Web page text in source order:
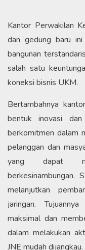
Kantor Perwakilan
dan gedung baru
bangunan
salah satu
koneksi bisnis UKM.
Bertambahnya
bentuk inovasi
berkomitmen dalam
pelanggan dan
yang dapat
berkesinambungan.
melanjutkan
jaringan.
maksimal dan
dalam melakukan
JNE mudah dijangkau.